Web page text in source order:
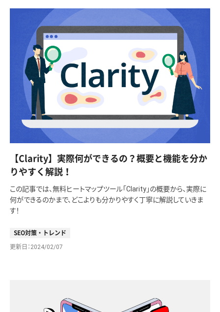
【Clarity】実際何ができるの？概要と機能を分か
りやすく解説！
この記事では、無料ヒートマップツール「Clarity」の概要から、実際に
何ができるのかまで、どこよりも分かりやすく丁寧に解説していきま
す！
SEO対策・トレンド
更新日 2024/02/07